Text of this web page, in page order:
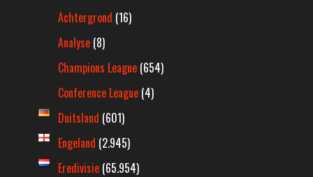
Achtergrond (16)
Analyse (8)
Champions League (654)
Conference League (4)
Duitsland (601)
Engeland (2.945)
Eredivisie (65.954)